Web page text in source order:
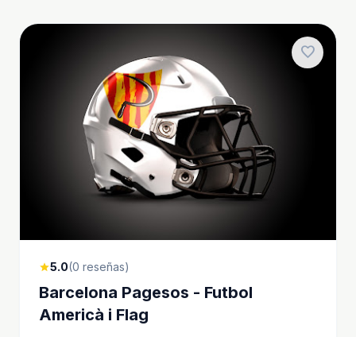
favorite
star5.0(0 reseñas)
Barcelona Pagesos - Futbol
Americà i Flag